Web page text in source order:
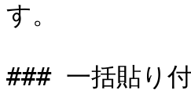
す。
### 一括貼り